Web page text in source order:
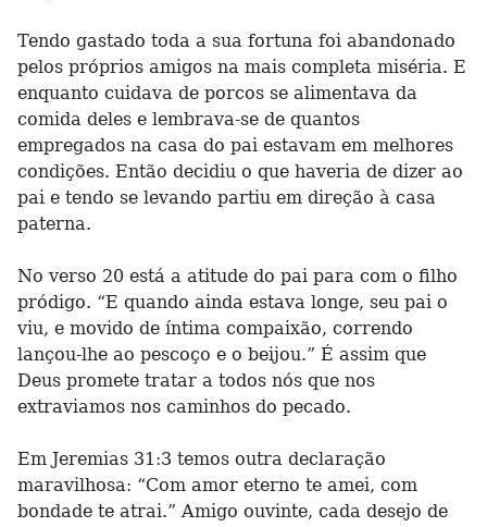
Tendo gastado toda a sua fortuna foi abandonado
pelos próprios amigos na mais completa miséria. E
enquanto cuidava de porcos se alimentava da
comida deles e lembrava-se de quantos
empregados na casa do pai estavam em melhores
condições. Então decidiu o que haveria de dizer ao
pai e tendo se levando partiu em direção à casa
paterna.
No verso 20 está a atitude do pai para com o filho
pródigo. “E quando ainda estava longe, seu pai o
viu, e movido de íntima compaixão, correndo
lançou-lhe ao pescoço e o beijou.” É assim que
Deus promete tratar a todos nós que nos
extraviamos nos caminhos do pecado.
Em Jeremias 31:3 temos outra declaração
maravilhosa: “Com amor eterno te amei, com
bondade te atrai.” Amigo ouvinte, cada desejo de